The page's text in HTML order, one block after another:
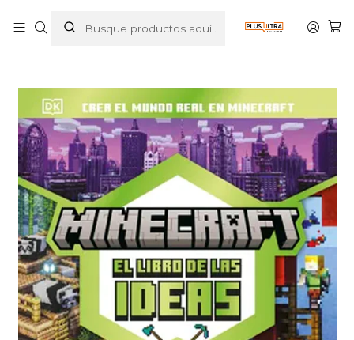
MINECRAFT. EL LIBRO DE LAS IDEAS - DK